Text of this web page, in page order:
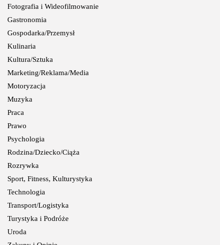
Fotografia i Wideofilmowanie
Gastronomia
Gospodarka/Przemysł
Kulinaria
Kultura/Sztuka
Marketing/Reklama/Media
Motoryzacja
Muzyka
Praca
Prawo
Psychologia
Rodzina/Dziecko/Ciąża
Rozrywka
Sport, Fitness, Kulturystyka
Technologia
Transport/Logistyka
Turystyka i Podróże
Uroda